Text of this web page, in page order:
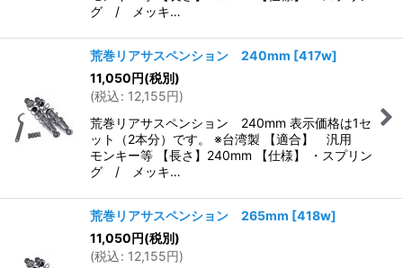
グ / メッキ…
荒巻リアサスペンション 240mm [417w]
11,050円(税別)
(税込: 12,155円)
荒巻リアサスペンション 240mm 表示価格は1セ
ット（2本分）です。 ※台湾製 【適合】 汎用
モンキー等 【長さ】240mm 【仕様】 ・スプリン
グ / メッキ…
荒巻リアサスペンション 265mm [418w]
11,050円(税別)
(税込: 12,155円)